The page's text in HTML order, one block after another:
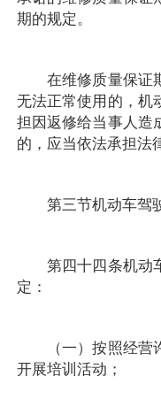
期的规定。
在维修质量保证
无法正常使用的，机
担因返修给当事人造
的，应当依法承担法
第三节机动车驾
第四十四条机动
定：
（一）按照经
开展培训活动；